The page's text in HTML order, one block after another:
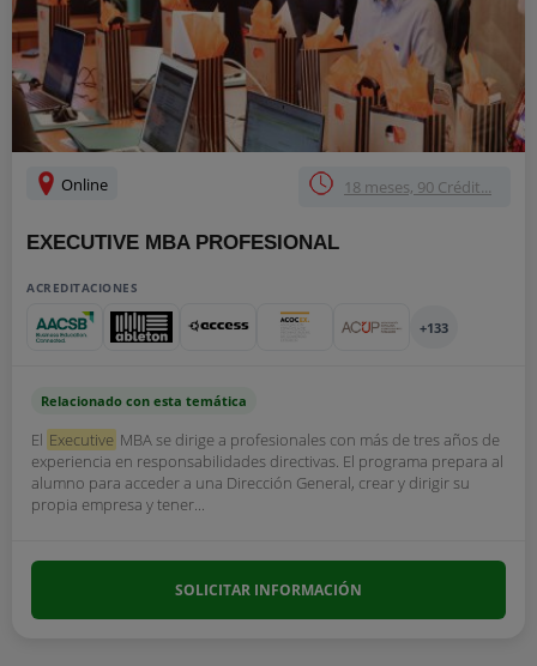
Online 18 meses, 90 Crédit...
EXECUTIVE MBA PROFESIONAL
ACREDITACIONES
+133
Relacionado con esta temática
El Executive MBA se dirige a profesionales con más de tres años de
experiencia en responsabilidades directivas. El programa prepara al
alumno para acceder a una Dirección General, crear y dirigir su
propia empresa y tener...
SOLICITAR INFORMACIÓN